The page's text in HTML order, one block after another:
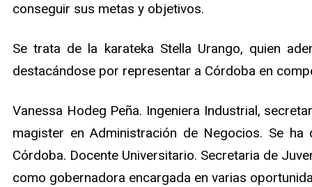
conseguir sus metas y objetivos.
Se trata de la karateka Stella Urango, quien
destacándose por representar a Córdoba en
Vanessa Hodeg Peña. Ingeniera Industrial,
magister en Administración de Negocios. Se
Córdoba. Docente Universitario. Secretaria de
como gobernadora encargada en varias